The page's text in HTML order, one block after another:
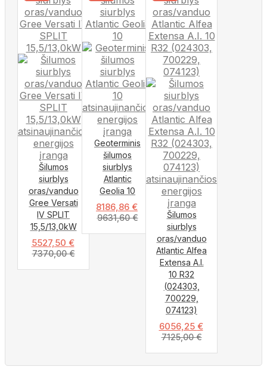
Šilumos
siurblys
oras/vanduo
Gree Versati
IV SPLIT
15,5/13,0kW
5527,50 €
7370,00€
Geoterminis
šilumos
siurblys
Atlantic
Geolia 10
8186,86 €
9631,60€
Šilumos
siurblys
oras/vanduo
Atlantic Alfea
Extensa A.I.
10 R32
(024303,
700229,
074123)
6056,25 €
7125,00€